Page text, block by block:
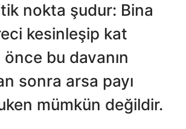
nokta şudur: Bina
kesinleşip kat
bu davanın
sonra arsa payı
mümkün değildir.